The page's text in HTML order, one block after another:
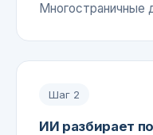
Шаг 2
ИИ разбирает